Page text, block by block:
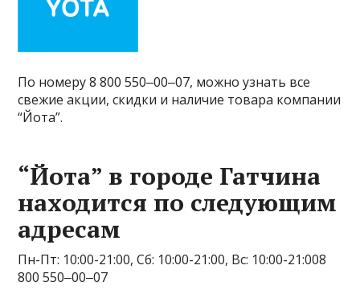
По номеру 8 800 550‒00‒07, можно узнать все
свежие акции, скидки и наличие товара компании
“Йота”.
“Йота” в городе Гатчина
находится по следующим
адресам
Пн-Пт: 10:00-21:00, Cб: 10:00-21:00, Вс: 10:00-21:008
800 550‒00‒07